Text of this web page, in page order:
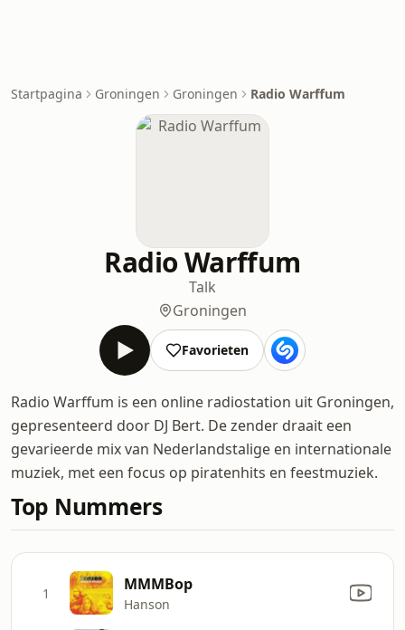
Startpagina Groningen Groningen Radio Warffum
Radio Warffum
Talk
Groningen
Favorieten
Radio Warffum is een online radiostation uit Groningen,
gepresenteerd door DJ Bert. De zender draait een
gevarieerde mix van Nederlandstalige en internationale
muziek, met een focus op piratenhits en feestmuziek.
Top Nummers
1 MMMBop
Hanson